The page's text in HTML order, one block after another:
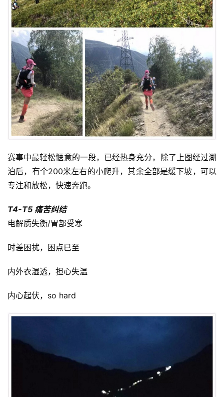
赛事中最轻松惬意的一段，已经热身充分，除了上图经过湖
泊后，有个200米左右的小爬升，其余全部是缓下坡，可以
专注和放松，快速奔跑。
T4-T5 痛苦纠结
电解质失衡/胃部受寒
时差困扰，困点已至
内外衣湿透，担心失温
内心起伏，so hard